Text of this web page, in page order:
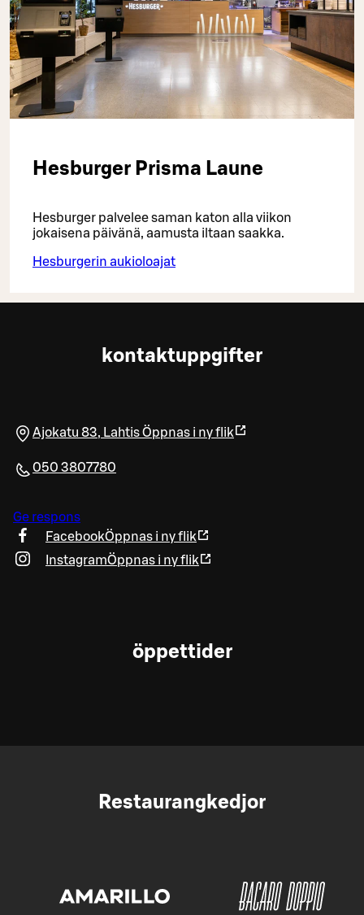
Hesburger Prisma Laune
Hesburger palvelee saman katon alla viikon
jokaisena päivänä, aamusta iltaan saakka.
Hesburgerin aukioloajat
kontaktuppgifter
Ajokatu 83, LahtisÖppnas i ny flik
050 3807780
Ge respons
FacebookÖppnas i ny flik
InstagramÖppnas i ny flik
öppettider
Restaurangkedjor